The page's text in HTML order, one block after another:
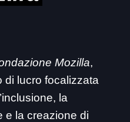
Mozilla,
di lucro focalizzata
la
e la creazione di